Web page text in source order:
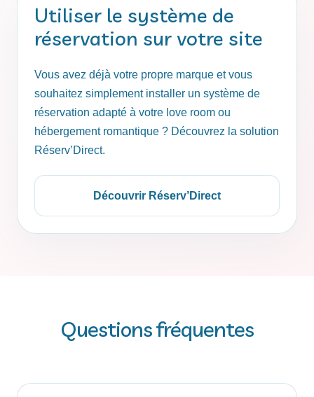
Utiliser le système de
réservation sur votre site
Vous avez déjà votre propre marque et vous
souhaitez simplement installer un système de
réservation adapté à votre love room ou
hébergement romantique ? Découvrez la solution
Réserv’Direct.
Découvrir Réserv’Direct
Questions fréquentes